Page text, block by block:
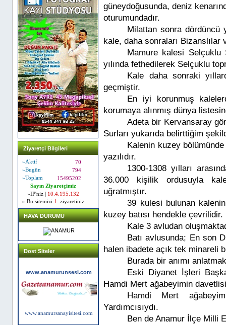
Ziyaretçi Bilgileri
»Aktif
70
»Bugün
794
»Toplam
15495202
Sayın Ziyaretçimiz
»IP'niz |
10.4.195.132
» Bu sitemizi 1. ziyaretiniz
HAVA DURUMU
Dost Siteler
www.anamurunsesi.com
www.anamursanayisitesi.com
güneydoğusunda, deniz
oturumundadır.
Milattan sonra dördüncü
kale, daha sonraları Bizanslılar
Mamure kalesi Selçuklu
yılında fethedilerek Selçuklu
Kale daha sonraki
geçmiştir.
En iyi korunmuş
korumaya alınmış dünya
Adeta bir Kervansaray
Surları yukarıda belirttiğim
Kalenin kuzey
yazılıdır.
1300-1308 yılları
36.000 kişilik ordusuyla
uğratmıştır.
39 kulesi bulunan
kuzey batısı hendekle çevrilidir.
Kale 3 avludan
Batı avlusunda; En son
halen ibadete açık tek minareli
Burada bir anımı
Eski Diyanet İşleri
Hamdi Mert ağabeyimin
Hamdi Mert
Yardımcısıydı.
Ben de Anamur İlçe Milli